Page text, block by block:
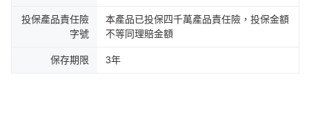
投保產品責任險
字號
本產品已投保四千萬產品責任險，投保金額
不等同理賠金額
保存期限 3年